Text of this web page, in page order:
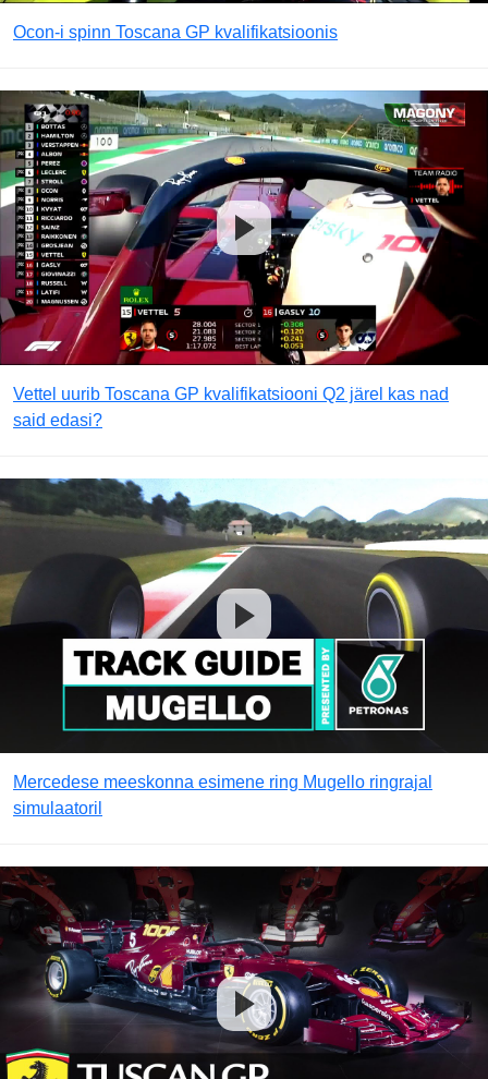
Ocon-i spinn Toscana GP kvalifikatsioonis
Vettel uurib Toscana GP kvalifikatsiooni Q2 järel kas nad
said edasi?
Mercedese meeskonna esimene ring Mugello ringrajal
simulaatoril